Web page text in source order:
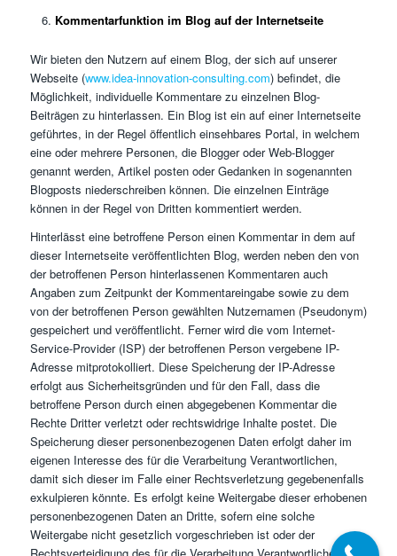
Kommentarfunktion im Blog auf der Internetseite
Wir bieten den Nutzern auf einem Blog, der sich auf unserer
Webseite (www.idea-innovation-consulting.com) befindet, die
Möglichkeit, individuelle Kommentare zu einzelnen Blog-
Beiträgen zu hinterlassen. Ein Blog ist ein auf einer Internetseite
geführtes, in der Regel öffentlich einsehbares Portal, in welchem
eine oder mehrere Personen, die Blogger oder Web-Blogger
genannt werden, Artikel posten oder Gedanken in sogenannten
Blogposts niederschreiben können. Die einzelnen Einträge
können in der Regel von Dritten kommentiert werden.
Hinterlässt eine betroffene Person einen Kommentar in dem auf
dieser Internetseite veröffentlichten Blog, werden neben den von
der betroffenen Person hinterlassenen Kommentaren auch
Angaben zum Zeitpunkt der Kommentareingabe sowie zu dem
von der betroffenen Person gewählten Nutzernamen (Pseudonym)
gespeichert und veröffentlicht. Ferner wird die vom Internet-
Service-Provider (ISP) der betroffenen Person vergebene IP-
Adresse mitprotokolliert. Diese Speicherung der IP-Adresse
erfolgt aus Sicherheitsgründen und für den Fall, dass die
betroffene Person durch einen abgegebenen Kommentar die
Rechte Dritter verletzt oder rechtswidrige Inhalte postet. Die
Speicherung dieser personenbezogenen Daten erfolgt daher im
eigenen Interesse des für die Verarbeitung Verantwortlichen,
damit sich dieser im Falle einer Rechtsverletzung gegebenenfalls
exkulpieren könnte. Es erfolgt keine Weitergabe dieser erhobenen
personenbezogenen Daten an Dritte, sofern eine solche
Weitergabe nicht gesetzlich vorgeschrieben ist oder der